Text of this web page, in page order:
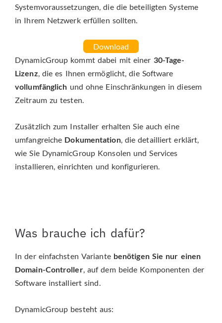
Systemvoraussetzungen, die die beteiligten Systeme
in Ihrem Netzwerk erfüllen sollten.
Download
DynamicGroup kommt dabei mit einer 30-Tage-
Lizenz, die es Ihnen ermöglicht, die Software
vollumfänglich und ohne Einschränkungen in diesem
Zeitraum zu testen.
Zusätzlich zum Installer erhalten Sie auch eine
umfangreiche Dokumentation, die detailliert erklärt,
wie Sie DynamicGroup Konsolen und Services
installieren, einrichten und konfigurieren.
Was brauche ich dafür?
In der einfachsten Variante benötigen Sie nur einen
Domain-Controller, auf dem beide Komponenten der
Software installiert sind.
DynamicGroup besteht aus: